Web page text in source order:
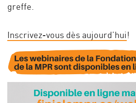
greffe.
Inscrivez-vous dès aujourd’hui!